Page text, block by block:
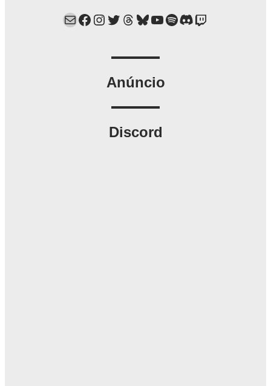
Mail Facebook Instagram Twitter Threads Bluesky YouTube Spotify Discord Twitch
Anúncio
Discord